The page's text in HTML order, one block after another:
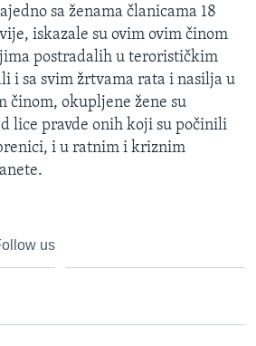
sa ženama članicama 18
iskazale su ovim ovim činom
postradalih u terorističkim
i sa svim žrtvama rata i nasilja u
činom, okupljene žene su
lice pravde onih koji su počinili
i u ratnim i kriznim
us